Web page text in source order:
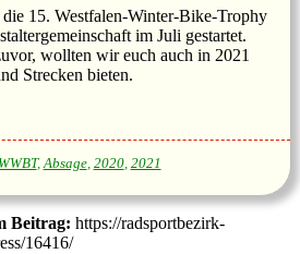
15. Westfalen-Winter-Bike-Trophy
im Juli gestartet.
wollten wir euch auch in 2021
Strecken bieten.
WWBT,Absage, 2020, 2021
Beitrag: https://radsportbezirk-
16416/